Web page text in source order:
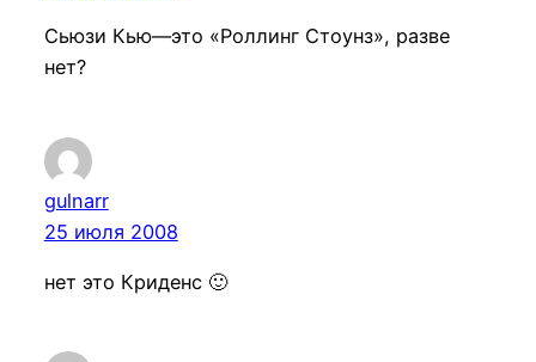
Сьюзи Кью—это «Роллинг Стоунз», разве
нет?
gulnarr
25 июля 2008
нет это Криденс 🙂